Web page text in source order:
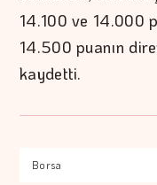
14.100 ve 14.000
14.500 puanın
kaydetti.
Borsa